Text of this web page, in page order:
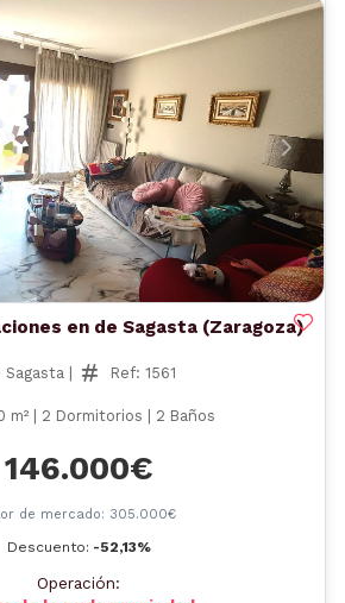
en de Sagasta (Zaragoza)
Sagasta | Ref: 1561
m² | 2 Dormitorios | 2 Baños
146.000€
de mercado: 305.000€
Descuento: -52,13%
Operación: